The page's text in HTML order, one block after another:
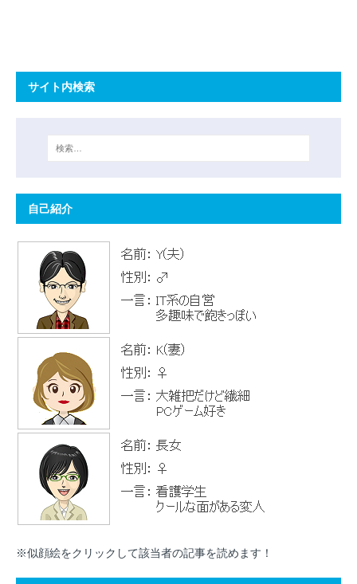
サイト内検索
自己紹介
※似顔絵をクリックして該当者の記事を読めます！